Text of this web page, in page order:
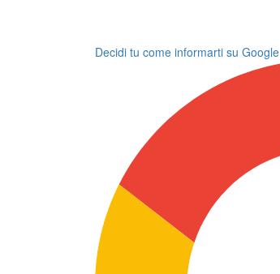
Decidi tu come informarti su Google